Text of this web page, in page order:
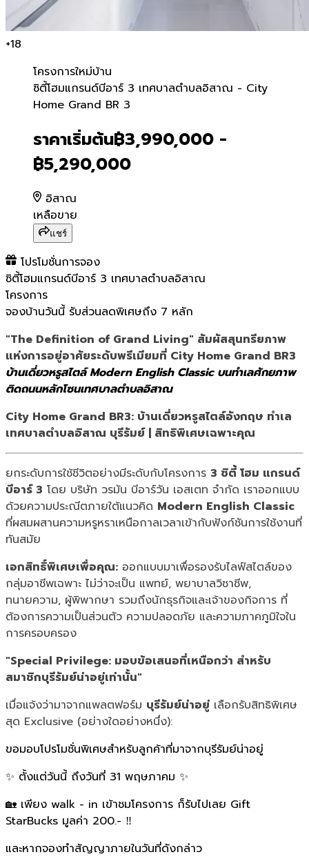
+18
โครงการใหม่บ้าน
ซิตี้โฮมแกรนด์บีอาร์ 3 เทศ
ซิตี้โฮมแกรนด์บีอาร์ 3 เทศบาลตำบลอิสาณ - City
Home Grand BR 3
ราคาเริ่มต้น฿3,990,000 -
฿5,290,000
อิสาณ
เหลือขาย
แชร์
โปรโมชั่นการจอง
ซิตี้โฮมแกรนด์บีอาร์ 3 เทศบาลตำบลอิสาณ
โครงการ
จองบ้านวันนี้ รับส่วนลดพิเศษถึง 7 หลัก
"The Definition of Grand Living" สัมผัสสุนทรียภาพ
แห่งการอยู่อาศัยระดับพรีเมียมที่ City Home Grand BR3
บ้านเดี่ยวหรูสไตล์ Modern English Classic บนทำเลศักยภาพ
ติดถนนหลักโซนเทศบาลตำบลอิสาณ
City Home Grand BR3: บ้านเดี่ยวหรูสไตล์อังกฤษ ทำเล
เทศบาลตำบลอิสาณ บุรีรัมย์ | สิทธิพิเศษเฉพาะคุณ
ยกระดับการใช้ชีวิตอย่างมีระดับกับโครงการ 3 ซิตี้ โฮม แกรนด์
บีอาร์ 3 โดย บริษัท วรมัน บีอาร์วัน เอสเตท จำกัด เราออกแบบ
ด้วยความประณีตภายใต้แนวคิด Modern English Classic
ที่ผสมผสานความหรูหราเหนือกาลเวลาเข้ากับฟังก์ชันการใช้งานที่
ทันสมัย
เอกสิทธิ์พิเศษเพื่อคุณ: ออกแบบมาเพื่อรองรับไลฟ์สไตล์ของ
กลุ่มอาชีพเฉพาะ ไม่ว่าจะเป็น แพทย์, พยาบาลวิชาชีพ,
ทนายความ, ผู้พิพากษา รวมถึงนักธุรกิจและเจ้าของกิจการ ที่
ต้องการความเป็นส่วนตัว ความปลอดภัย และความภาคภูมิใจใน
การครอบครอง
"Special Privilege: มอบข้อเสนอที่เหนือกว่า สำหรับ
สมาชิกบุรีรัมย์น่าอยู่เท่านั้น"
เมื่อแจ้งว่ามาจากแพลตฟอร์ม บุรีรัมย์น่าอยู่ เลือกรับสิทธิพิเศษ
สุด Exclusive (อย่างใดอย่างหนึ่ง):
ขอมอบโปรโมชั่นพิเศษสำหรับลูกค้าที่มาจากบุรีรัมย์น่าอยู่
✨ ตั้งแต่วันนี้ ถึงวันที่ 31 พฤษภาคม ✨
🏡 เพียง walk - in เข้าชมโครงการ ก็รับไปเลย Gift
StarBucks มูลค่า 200.- ‼️
และหากจองทำสัญญาภายในวันที่ดังกล่าว